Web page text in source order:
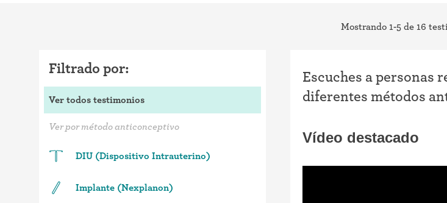
Mostrando 1-5 de 16
Filtrado por:
Ver todos testimonios
Ver por método anticonceptivo
DIU (Dispositivo Intrauterino)
Implante (Nexplanon)
Escuches a personas
diferentes métodos
Vídeo destacado